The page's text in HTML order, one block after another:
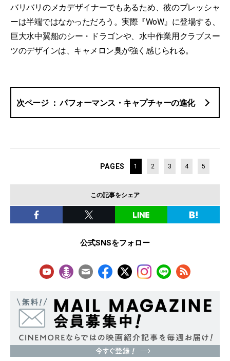
バリバリのメカデザイナーでもあるため、彼のプレッシャ
ーは半端ではなかっただろう。実際『WoW』に登場する、
巨大水中翼船のシー・ドラゴンや、水中作業用クラブスー
ツのデザインは、キャメロン臭が強く感じられる。
パフォーマンス・キャプチャーの進化
PAGES 1 2 3 4 5
この記事をシェア
公式SNSをフォロー